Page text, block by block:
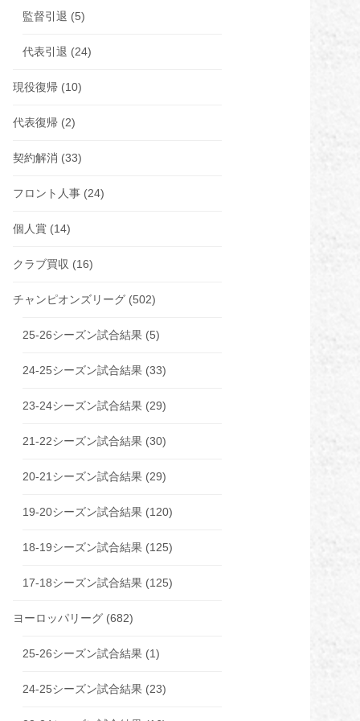
監督引退 (5)
代表引退 (24)
現役復帰 (10)
代表復帰 (2)
契約解消 (33)
フロント人事 (24)
個人賞 (14)
クラブ買収 (16)
チャンピオンズリーグ (502)
25-26シーズン試合結果 (5)
24-25シーズン試合結果 (33)
23-24シーズン試合結果 (29)
21-22シーズン試合結果 (30)
20-21シーズン試合結果 (29)
19-20シーズン試合結果 (120)
18-19シーズン試合結果 (125)
17-18シーズン試合結果 (125)
ヨーロッパリーグ (682)
25-26シーズン試合結果 (1)
24-25シーズン試合結果 (23)